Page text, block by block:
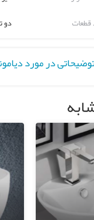
قطعات
دو
در مورد